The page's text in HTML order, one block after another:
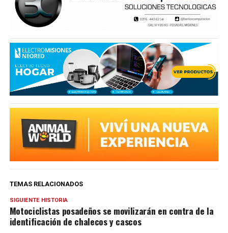
TEMAS RELACIONADOS
SIGUIENTE HISTORIA
Motociclistas posadeños se movilizarán en contra de la
identificación de chalecos y cascos